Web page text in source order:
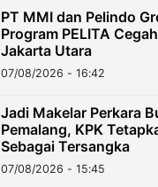
PT MMI dan Pelindo
Program PELITA
Jakarta Utara
07/08/2026 - 16:42
Jadi Makelar Perkara
Pemalang, KPK
Sebagai Tersangka
07/08/2026 - 15:45